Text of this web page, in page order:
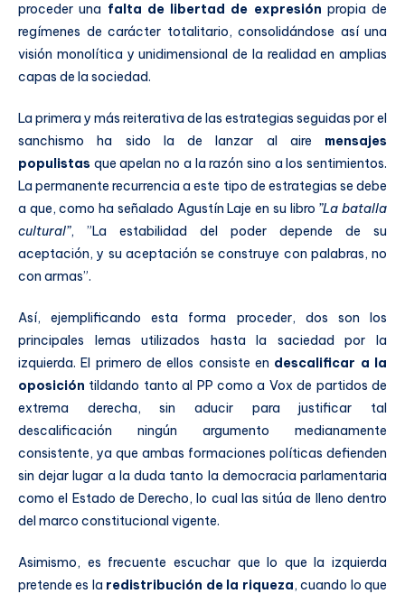
proceder una falta de libertad de expresión propia de
regímenes de carácter totalitario, consolidándose así una
visión monolítica y unidimensional de la realidad en amplias
capas de la sociedad.
La primera y más reiterativa de las estrategias seguidas por el
sanchismo ha sido la de lanzar al aire mensajes
populistas que apelan no a la razón sino a los sentimientos.
La permanente recurrencia a este tipo de estrategias se debe
a que, como ha señalado Agustín Laje en su libro ”La batalla
cultural”, ”La estabilidad del poder depende de su
aceptación, y su aceptación se construye con palabras, no
con armas”.
Así, ejemplificando esta forma proceder, dos son los
principales lemas utilizados hasta la saciedad por la
izquierda. El primero de ellos consiste en descalificar a la
oposición tildando tanto al PP como a Vox de partidos de
extrema derecha, sin aducir para justificar tal
descalificación ningún argumento medianamente
consistente, ya que ambas formaciones políticas defienden
sin dejar lugar a la duda tanto la democracia parlamentaria
como el Estado de Derecho, lo cual las sitúa de lleno dentro
del marco constitucional vigente.
Asimismo, es frecuente escuchar que lo que la izquierda
pretende es la redistribución de la riqueza, cuando lo que